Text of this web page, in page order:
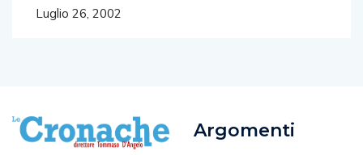
Luglio 26, 2002
Argomenti